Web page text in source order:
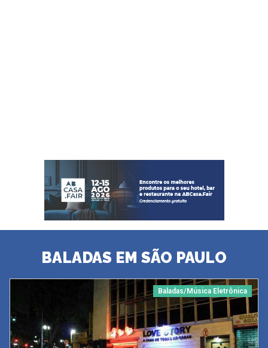
BALADAS EM SÃO PAULO
Baladas/Música Eletrônica